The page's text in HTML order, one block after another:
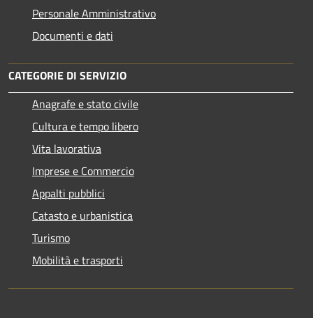
Personale Amministrativo
Documenti e dati
CATEGORIE DI SERVIZIO
Anagrafe e stato civile
Cultura e tempo libero
Vita lavorativa
Imprese e Commercio
Appalti pubblici
Catasto e urbanistica
Turismo
Mobilità e trasporti